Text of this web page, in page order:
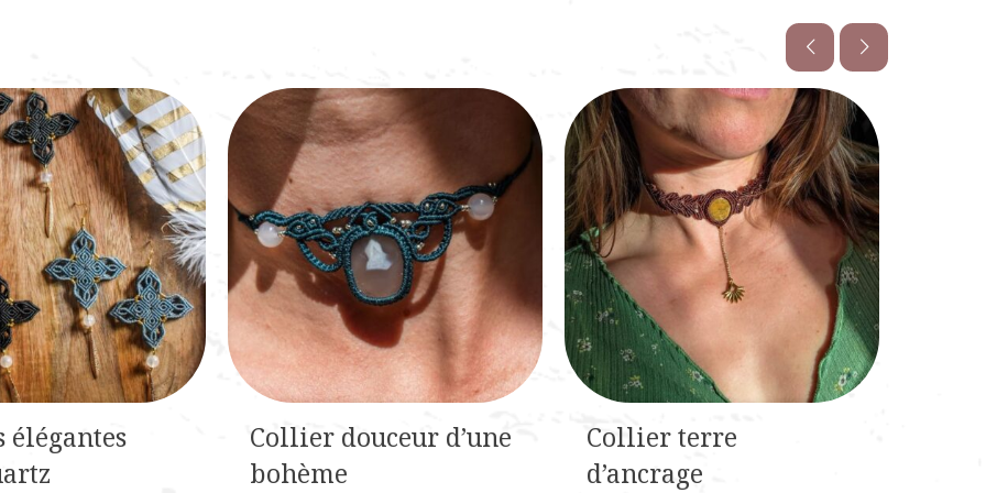
290,00€.
élégantes
Collier douceur d’une
bohème
Collier terre
d’ancrage